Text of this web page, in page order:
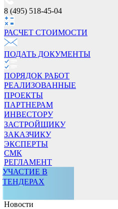
8 (495) 518-45-04
РАСЧЕТ СТОИМОCТИ
ПОДАТЬ ДОКУМЕНТЫ
ПОРЯДОК РАБОТ
РЕАЛИЗОВАННЫЕ
ПРОЕКТЫ
ПАРТНЕРАМ
ИНВЕСТОРУ
ЗАСТРОЙЩИКУ
ЗАКАЗЧИКУ
ЭКСПЕРТЫ
СМК
РЕГЛАМЕНТ
УЧАСТИЕ В
ТЕНДЕРАХ
Новости